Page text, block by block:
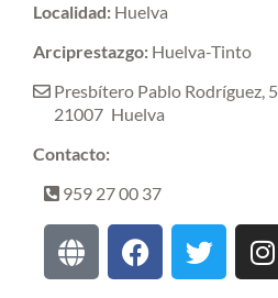
Localidad: Huelva
Arciprestazgo: Huelva-Tinto
Presbítero Pablo Rodríguez, 5
21007 Huelva
Contacto:
959 27 00 37